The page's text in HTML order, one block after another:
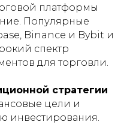
платформы
Популярные
Binance и Bybit и
спектр
для торговли.
стратегии
цели и
инвестирования.